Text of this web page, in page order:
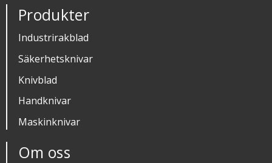
Produkter
Industrirakblad
Säkerhetsknivar
Knivblad
Handknivar
Maskinknivar
Om oss